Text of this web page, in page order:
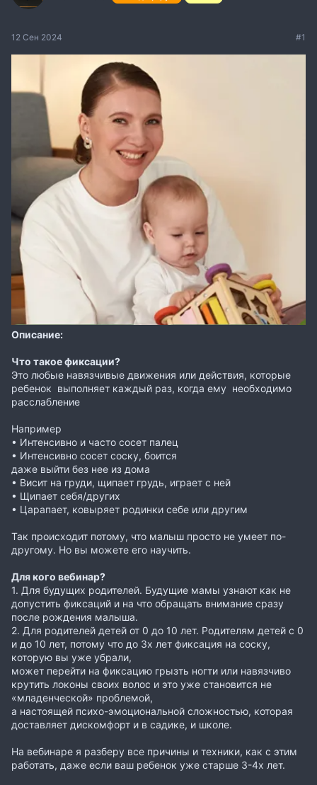
12 Сен 2024 #1
Описание:
Что такое фиксации?
Это любые навязчивые движения или действия, которые
ребенок выполняет каждый раз, когда ему необходимо
расслабление
Например
• Интенсивно и часто сосет палец
• Интенсивно сосет соску, боится
даже выйти без нее из дома
• Висит на груди, щипает грудь, играет с ней
• Щипает себя/других
• Царапает, ковыряет родинки себе или другим
Так происходит потому, что малыш просто не умеет по-
другому. Но вы можете его научить.
Для кого вебинар?
1. Для будущих родителей. Будущие мамы узнают как не
допустить фиксаций и на что обращать внимание сразу
после рождения малыша.
2. Для родителей детей от 0 до 10 лет. Родителям детей с 0
и до 10 лет, потому что до 3х лет фиксация на соску,
которую вы уже убрали,
может перейти на фиксацию грызть ногти или навязчиво
крутить локоны своих волос и это уже становится не
«младенческой» проблемой,
а настоящей психо-эмоциональной сложностью, которая
доставляет дискомфорт и в садике, и школе.
На вебинаре я разберу все причины и техники, как с этим
работать, даже если ваш ребенок уже старше 3-4х лет.